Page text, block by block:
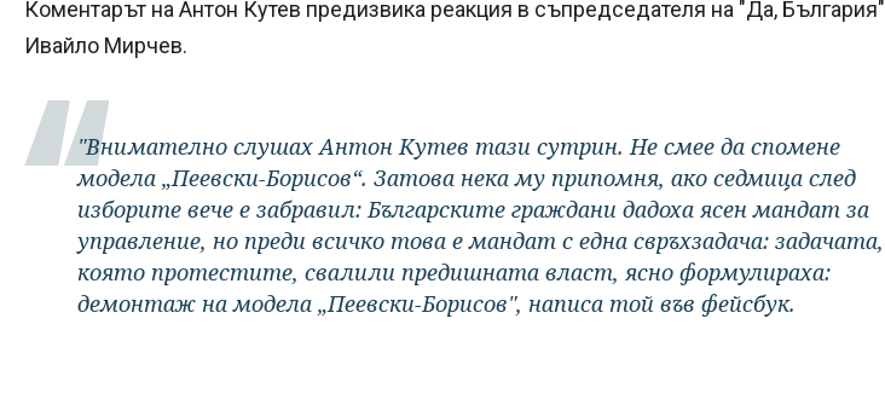
Коментарът на Антон Кутев предизвика реакция в съпредседателя на "Да, България"
Ивайло Мирчев.
"Внимателно слушах Антон Кутев тази сутрин. Не смее да спомене
модела „Пеевски-Борисов“. Затова нека му припомня, ако седмица след
изборите вече е забравил: Българските граждани дадоха ясен мандат за
управление, но преди всичко това е мандат с една свръхзадача: задачата,
която протестите, свалили предишната власт, ясно формулираха:
демонтаж на модела „Пеевски-Борисов", написа той във фейсбук.